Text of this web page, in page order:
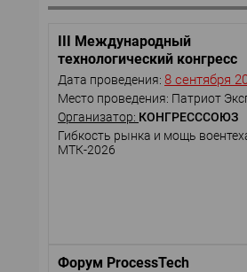
III Международный
технологический конгресс
Дата проведения: 8 сентября
Место проведения: Патриот
Организатор: КОНГРЕСССОЮЗ
Гибкость рынка и мощь
МТК-2026
Форум ProcessTech